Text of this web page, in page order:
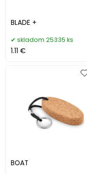
BLADE +
skladom 25335 ks
1.11 €
BOAT